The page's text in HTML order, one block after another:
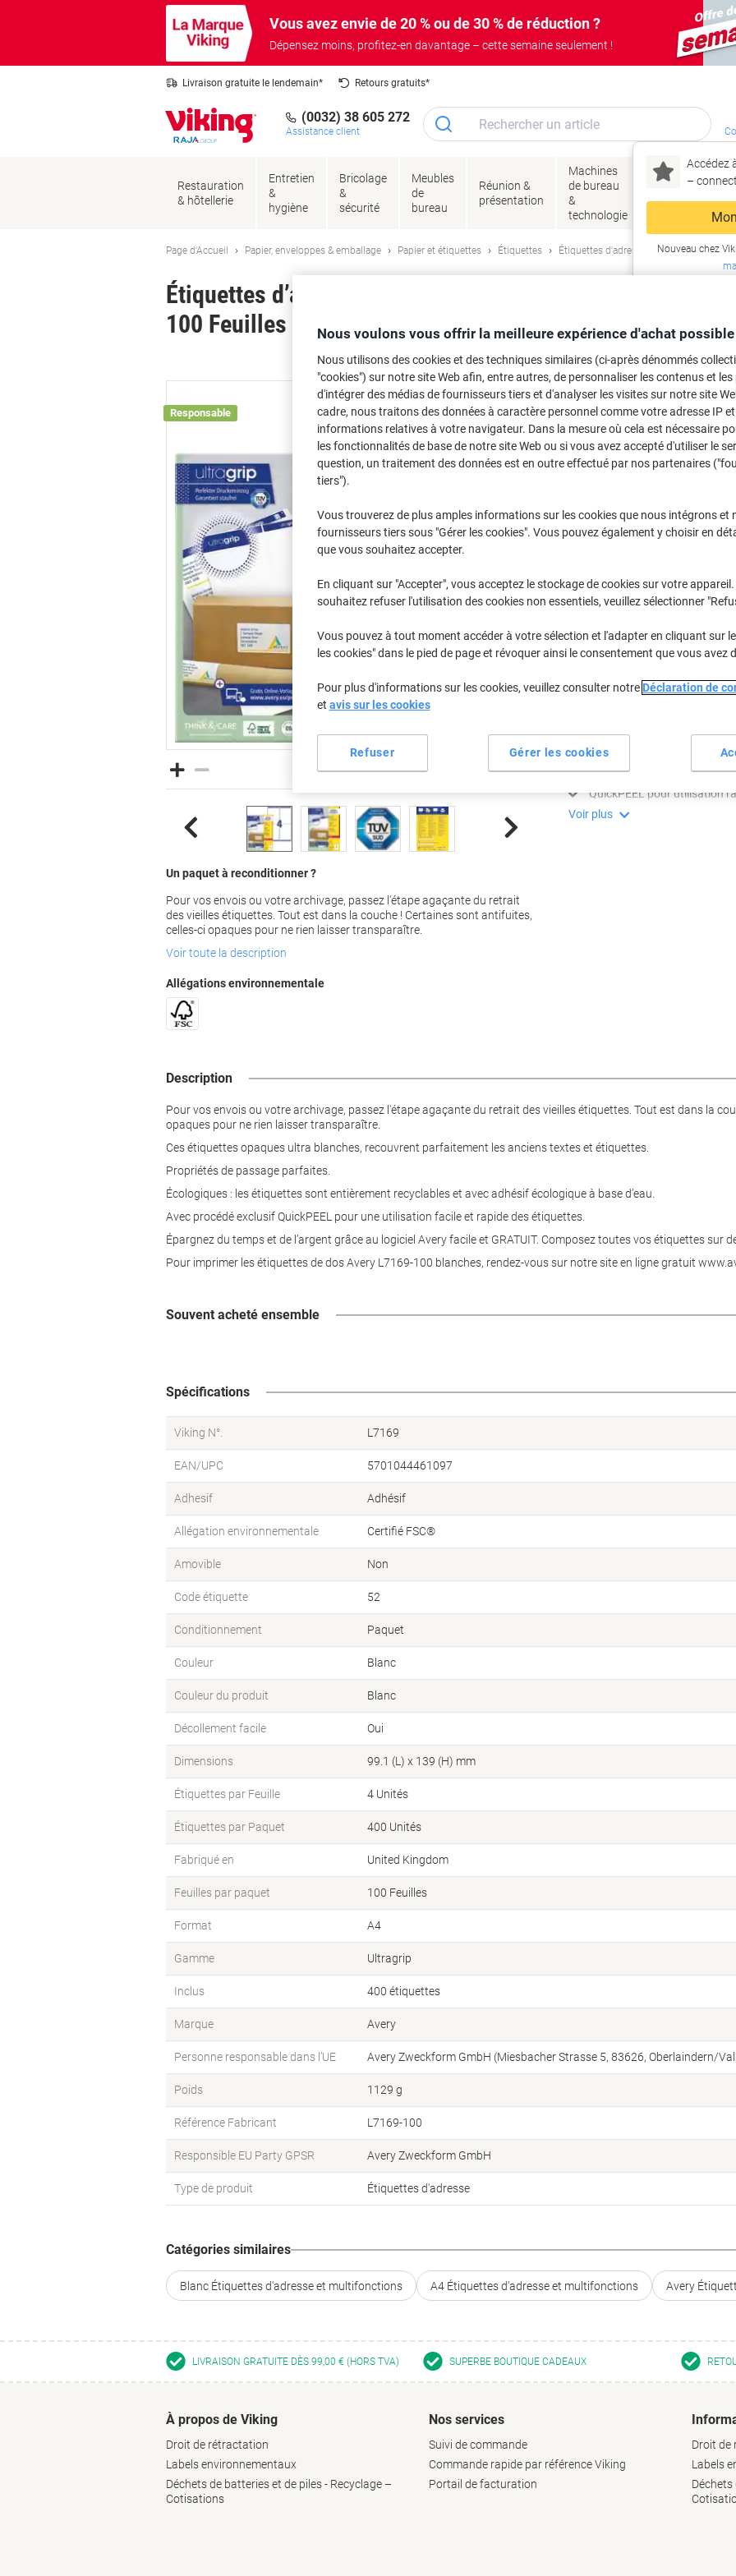
Vous avez envie de 20 % ou de 30 % de réduction ?
Dépensez moins, profitez-en davantage – cette semaine seulement !
Livraison gratuite le lendemain* Retours gratuits*
(0032) 38 605 272
Assistance client
Accédez
–
Nouveau chez
Restauration
& hôtellerie
Entretien
&
hygiène
Bricolage
&
sécurité
Meubles
de
bureau
Réunion &
présentation
Machines
de bureau
&
technologie
Encres
&
Page d'Accueil Papier, enveloppes & emballage Papier et étiquettes Étiquettes Étiquettes d'adresse et multifonctions
Étiquettes d’adresse Avery L7169-100 Autocollantes 139
100 Feuilles de 4 Étiquettes
Marque : Avery Viking N°. L7169
Responsable
Un paquet à reconditionner ?
Pour vos envois ou votre archivage, passez l'étape agaçante du retrait
des vieilles étiquettes. Tout est dans la couche ! Certaines sont antifuites,
celles-ci opaques pour ne rien laisser transparaître.
Voir toute la description
Allégations environnementale
Achetez Plus,
€44,39 Paquet
À partir de 3 Paquets
€51,94 TVA incl.
3+Paquets €44,39 -3%
Quantité
Ajouter à une liste
Informations de livraison
Recouvrent parfaitement
Format grande taille 139 x
QuickPEEL pour utilisation
Voir plus
Description
Pour vos envois ou votre archivage, passez l'étape agaçante du retrait des vieilles étiquettes. Tout est dans la
opaques pour ne rien laisser transparaître.
Ces étiquettes opaques ultra blanches, recouvrent parfaitement les anciens textes et étiquettes.
Propriétés de passage parfaites.
Écologiques : les étiquettes sont entièrement recyclables et avec adhésif écologique à base d’eau.
Avec procédé exclusif QuickPEEL pour une utilisation facile et rapide des étiquettes.
Épargnez du temps et de l’argent grâce au logiciel Avery facile et GRATUIT. Composez toutes vos étiquettes sur
Pour imprimer les étiquettes de dos Avery L7169-100 blanches, rendez-vous sur notre site en ligne gratuit
Souvent acheté ensemble
Spécifications
Viking N°. L7169
EAN/UPC 5701044461097
Adhesif Adhésif
Allégation environnementale Certifié FSC®
Amovible Non
Code étiquette 52
Conditionnement Paquet
Couleur Blanc
Couleur du produit Blanc
Décollement facile Oui
Dimensions 99.1 (L) x 139 (H) mm
Étiquettes par Feuille 4 Unités
Étiquettes par Paquet 400 Unités
Fabriqué en United Kingdom
Feuilles par paquet 100 Feuilles
Format A4
Gamme Ultragrip
Inclus 400 étiquettes
Marque Avery
Personne responsable dans l’UE Avery Zweckform GmbH (Miesbacher Strasse 5, 83626, Oberlaindern/
Poids 1129 g
Référence Fabricant L7169-100
Responsible EU Party GPSR Avery Zweckform GmbH
Type de produit Étiquettes d'adresse
Catégories similaires
Blanc Étiquettes d'adresse et multifonctions A4 Étiquettes d'adresse et multifonctions Avery
LIVRAISON GRATUITE DÈS 99,00 € (HORS TVA) SUPERBE BOUTIQUE CADEAUX
À propos de Viking
Droit de rétractation
Labels environnementaux
Déchets de batteries et de piles - Recyclage –
Cotisations
Nos services
Suivi de commande
Commande rapide par référence Viking
Portail de facturation
Droit de
Labels
Déchets
Nous voulons vous offrir la meilleure expérience d'achat possible
Nous utilisons des cookies et des techniques similaires (ci-après dénommés
"cookies") sur notre site Web afin, entre autres, de personnaliser les contenus et les
d'intégrer des médias de fournisseurs tiers et d'analyser les visites sur notre site
cadre, nous traitons des données à caractère personnel comme votre adresse IP et
informations relatives à votre navigateur. Dans la mesure où cela est nécessaire
les fonctionnalités de base de notre site Web ou si vous avez accepté d'utiliser le
question, un traitement des données est en outre effectué par nos partenaires
tiers").
Vous trouverez de plus amples informations sur les cookies que nous intégrons et
fournisseurs tiers sous "Gérer les cookies". Vous pouvez également y choisir en
que vous souhaitez accepter.
En cliquant sur "Accepter", vous acceptez le stockage de cookies sur votre appareil.
souhaitez refuser l'utilisation des cookies non essentiels, veuillez sélectionner
Vous pouvez à tout moment accéder à votre sélection et l'adapter en cliquant sur le
les cookies" dans le pied de page et révoquer ainsi le consentement que vous avez
Pour plus d'informations sur les cookies, veuillez consulter notre Déclaration de
et avis sur les cookies
Gérer les cookies
Refuser